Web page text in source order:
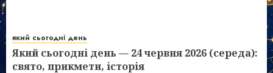
який сьогодні день
Який сьогодні день — 24 червня 2026 (середа):
свято, прикмети, історія